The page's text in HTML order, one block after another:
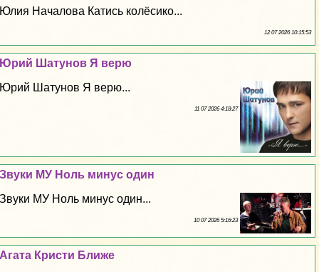
Юлия Началова Катись колёсико...
12 07 2026 10:15:53
Юрий Шатунов Я верю
Юрий Шатунов Я верю...
11 07 2026 4:18:27
Звуки МУ Ноль минус один
Звуки МУ Ноль минус один...
10 07 2026 5:16:23
Агата Кристи Ближе